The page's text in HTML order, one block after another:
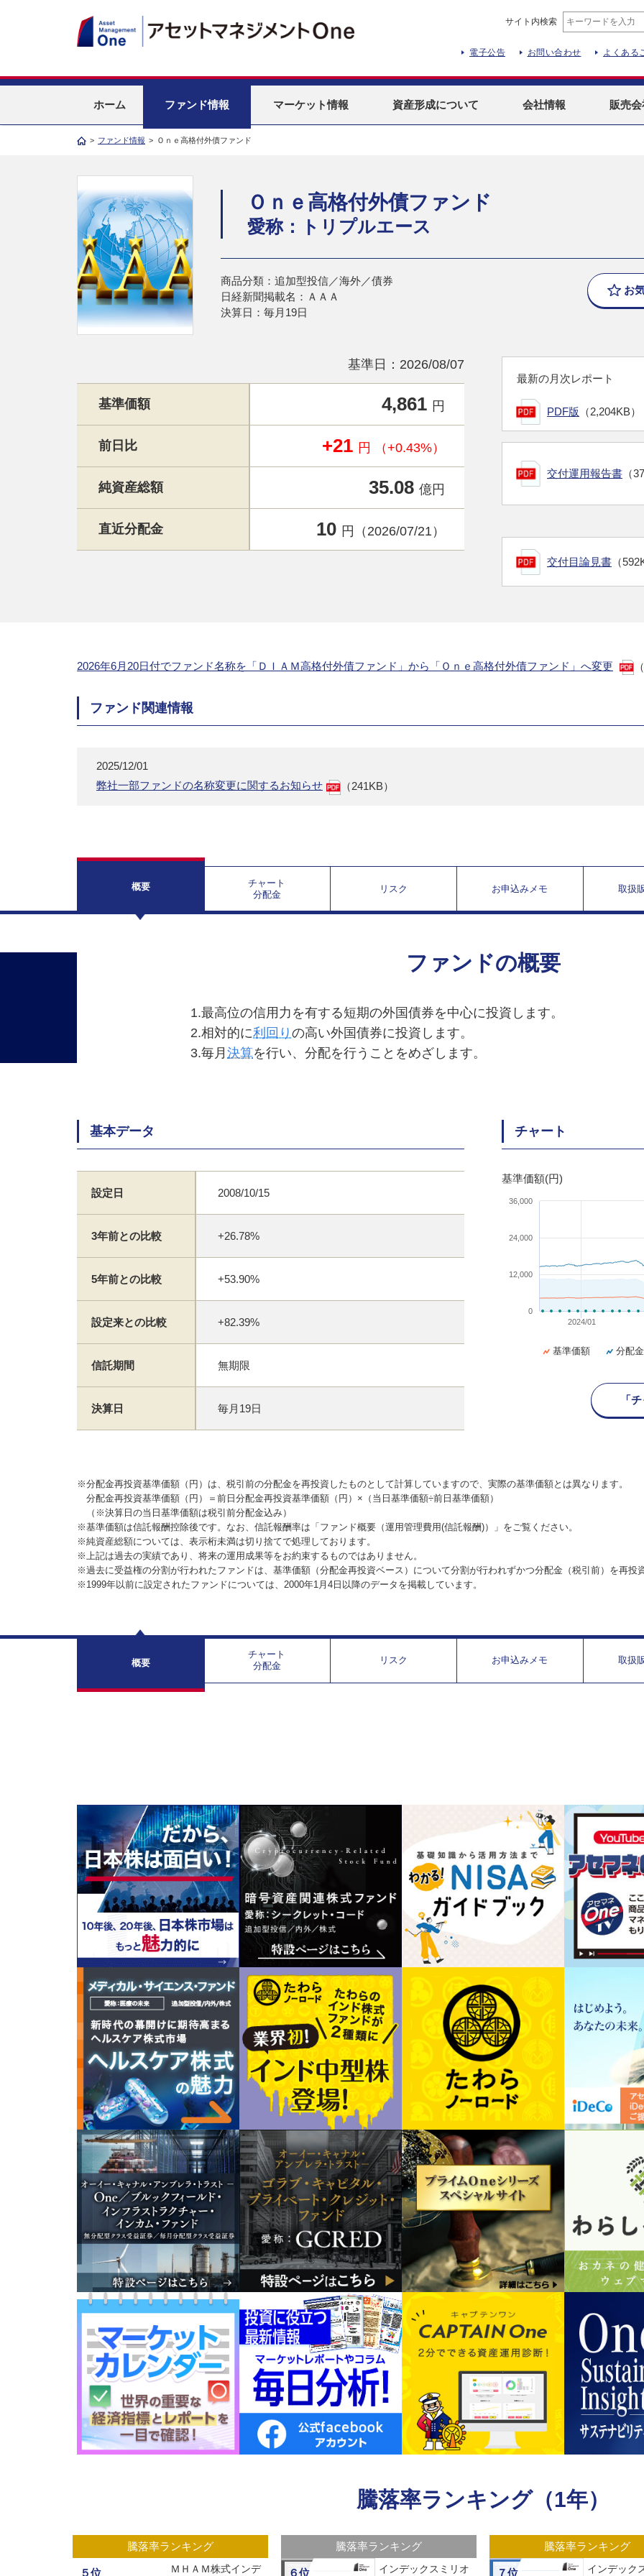
サイト内検索
電子公告 お問い合わせ よくある
ホーム ファンド情報 マーケット情報 資産形成について 会社情報 販売
> ファンド情報 > Ｏｎｅ高格付外債ファンド
Ｏｎｅ高格付外債ファンド
愛称：トリプルエース
商品分類：追加型投信／海外／債券
日経新聞掲載名：ＡＡＡ
決算日：毎月19日
お
基準日：2026/08/07
基準価額 4,861 円
前日比 +21 円 （+0.43%）
純資産総額 35.08 億円
直近分配金 10 円（2026/07/21）
最新の月次レポート
PDF版 （2,204KB）
交付運用報告書 （
交付目論見書 （
2026年6月20日付でファンド名称を「ＤＩＡＭ高格付外債ファンド」から「Ｏｎｅ高格付外債ファンド」へ変更
ファンド関連情報
2025/12/01
弊社一部ファンドの名称変更に関するお知らせ
（241KB）
概要
チャート
分配金
リスク お申込みメモ 取扱
ファンドの概要
1.最高位の信用力を有する短期の外国債券を中心に投資します。
2.相対的に利回り の高い外国債券に投資します。
3.毎月 決算を行い、分配を行うことをめざします。
基本データ
設定日 2008/10/15
3年前との比較 +26.78%
5年前との比較 +53.90%
設定来との比較 +82.39%
信託期間 無期限
決算日 毎月19日
チャート
基準価額(円)
2024/01
0
12,000
24,000
36,000
基準価額 分配
「
※分配金再投資基準価額（円）は、税引前の分配金を再投資したものとして計算していますので、実際の基準価額とは異なります。
分配金再投資基準価額（円）＝前日分配金再投資基準価額（円）×（当日基準価額÷前日基準価額）
（※決算日の当日基準価額は税引前分配金込み）
※基準価額は信託報酬控除後です。なお、信託報酬率は「ファンド概要（運用管理費用(信託報酬)）」をご覧ください。
※純資産総額については、表示桁未満は切り捨てで処理しております。
※上記は過去の実績であり、将来の運用成果等をお約束するものではありません。
※過去に受益権の分割が行われたファンドは、基準価額（分配金再投資ベース）について分割が行われずかつ分配金（税引前）を再投
※1999年以前に設定されたファンドについては、2000年1月4日以降のデータを掲載しています。
概要
チャート
分配金
リスク お申込みメモ 取扱
騰落率ランキング（1年）
騰落率ランキング
５位 ＭＨＡＭ株式インデ
騰落率ランキング
６位 インデックスミリオ
騰落率ランキング
７位 インデック